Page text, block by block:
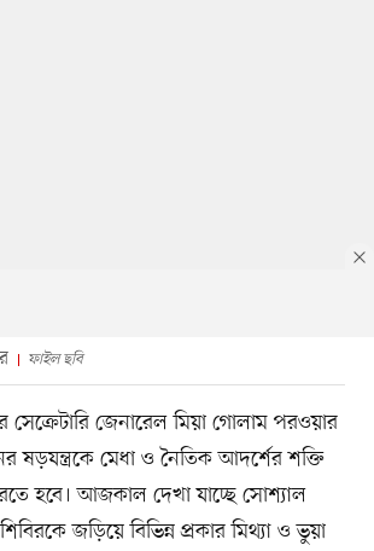
ফাইল ছবি
সেক্রেটারি জেনারেল মিয়া গোলাম পরওয়ার
ষড়যন্ত্রকে মেধা ও নৈতিক আদর্শের শক্তি
হবে। আজকাল দেখা যাচ্ছে সোশ্যাল
জড়িয়ে বিভিন্ন প্রকার মিথ্যা ও ভুয়া